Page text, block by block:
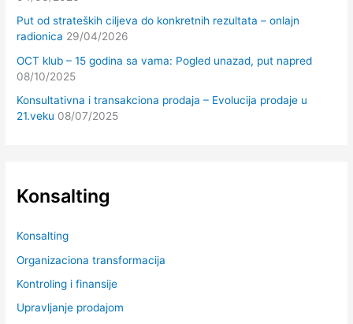
Put od strateških ciljeva do konkretnih rezultata – onlajn
radionica 29/04/2026
OCT klub – 15 godina sa vama: Pogled unazad, put napred
08/10/2025
Konsultativna i transakciona prodaja – Evolucija prodaje u
21.veku 08/07/2025
Konsalting
Konsalting
Organizaciona transformacija
Kontroling i finansije
Upravljanje prodajom